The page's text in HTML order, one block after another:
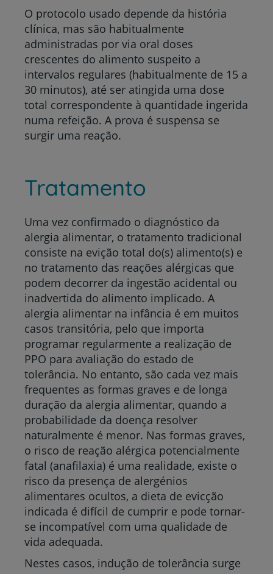
O protocolo usado depende da história
clínica, mas são habitualmente
administradas por via oral doses
crescentes do alimento suspeito a
intervalos regulares (habitualmente de 15 a
30 minutos), até ser atingida uma dose
total correspondente à quantidade ingerida
numa refeição. A prova é suspensa se
surgir uma reação.
Tratamento
Uma vez confirmado o diagnóstico da
alergia alimentar, o tratamento tradicional
consiste na evição total do(s) alimento(s) e
no tratamento das reações alérgicas que
podem decorrer da ingestão acidental ou
inadvertida do alimento implicado. A
alergia alimentar na infância é em muitos
casos transitória, pelo que importa
programar regularmente a realização de
PPO para avaliação do estado de
tolerância. No entanto, são cada vez mais
frequentes as formas graves e de longa
duração da alergia alimentar, quando a
probabilidade da doença resolver
naturalmente é menor. Nas formas graves,
o risco de reação alérgica potencialmente
fatal (anafilaxia) é uma realidade, existe o
risco da presença de alergénios
alimentares ocultos, a dieta de evicção
indicada é difícil de cumprir e pode tornar-
se incompatível com uma qualidade de
vida adequada.
Nestes casos, indução de tolerância surge